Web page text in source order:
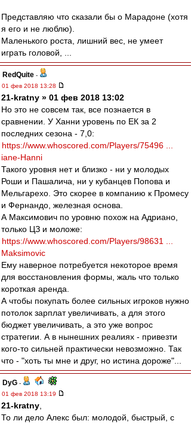
Представляю что сказали бы о Марадоне (хотя
я его и не люблю).
Маленького роста, лишний вес, не умеет
играть головой, ...
RedQuite -
01 фев 2018 13:28
21-kratny » 01 фев 2018 13:02
Но это не совсем так, все познается в
сравнении. У Ханни уровень по ЕК за 2
последних сезона - 7,0:
https://www.whoscored.com/Players/75496 ...
iane-Hanni
Такого уровня нет и близко - ни у молодых
Роши и Пашалича, ни у кубанцев Попова и
Мельгарехо. Это скорее в компанию к Промесу
и Фернандо, железная основа.
А Максимович по уровню похож на Адриано,
только ЦЗ и моложе:
https://www.whoscored.com/Players/98631 ...
Maksimovic
Ему наверное потребуется некоторое время
для восстановления формы, жаль что только
короткая аренда.
А чтобы покупать более сильных игроков нужно
потолок зарплат увеличивать, а для этого
бюджет увеличивать, а это уже вопрос
стратегии. А в нынешних реалиях - привезти
кого-то сильней практически невозможно. Так
что - "хоть ты мне и друг, но истина дороже"...
DyG -
01 фев 2018 13:19
21-kratny
То ли дело Алекс был: молодой, быстрый, с